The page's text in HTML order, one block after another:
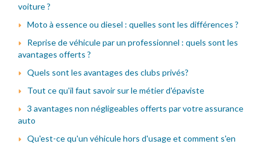
voiture ?
Moto à essence ou diesel : quelles sont les différences ?
Reprise de véhicule par un professionnel : quels sont les
avantages offerts ?
Quels sont les avantages des clubs privés?
Tout ce qu'il faut savoir sur le métier d'épaviste
3 avantages non négligeables offerts par votre assurance
auto
Qu'est-ce qu'un véhicule hors d'usage et comment s'en